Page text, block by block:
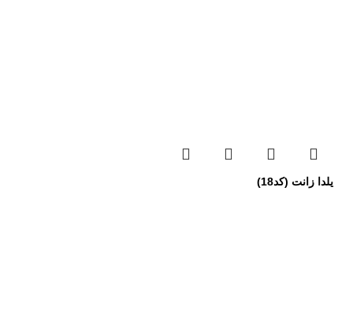
یلدا زانت (کد18)